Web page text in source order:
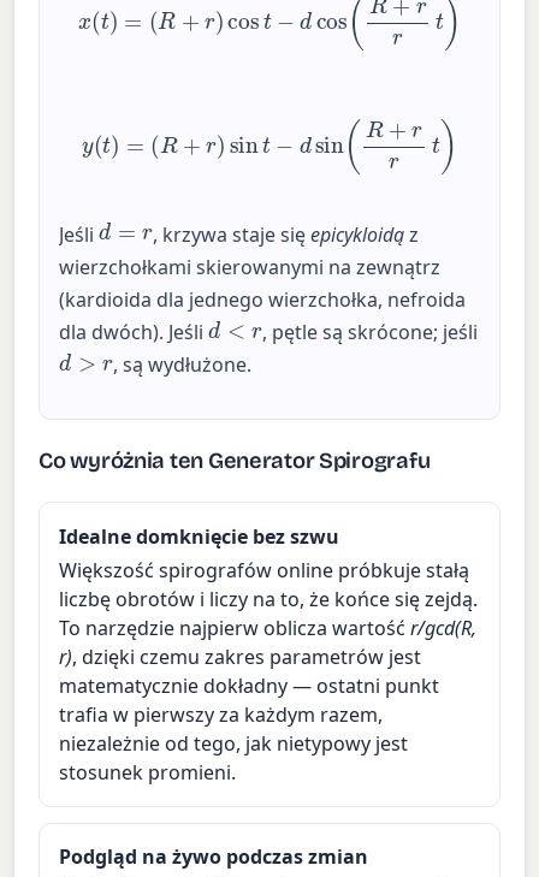
R+ rr )
Jeślid , krzywa staje sięepicykloidąz
wierzchołkami skierowanymi na zewnątrz
(kardioida dla jednego wierzchołka, nefroida
dla dwóch). Jeślid <r , pętle są skrócone; jeśli
d >r , są wydłużone.
Co wyróżnia ten Generator Spirografu
Idealne domknięcie bez szwu
Większość spirografów online próbkuje stałą
liczbę obrotów i liczy na to, że końce się zejdą.
To narzędzie najpierw oblicza wartośćr/gcd(R,
r), dzięki czemu zakres parametrów jest
matematycznie dokładny — ostatni punkt
trafia w pierwszy za każdym razem,
niezależnie od tego, jak nietypowy jest
stosunek promieni.
Podgląd na żywo podczas zmian